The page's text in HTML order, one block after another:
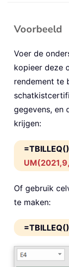
Voorbeeld
Voer de
kopieer deze
rendement te
gegevens, en
krijgen:
=TBILLEQ()
Of gebruik
te maken:
=TBILLEQ()